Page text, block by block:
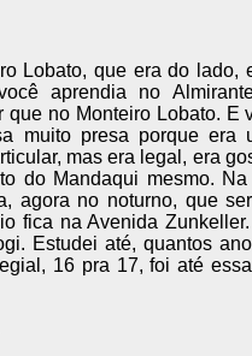
Lobato, que era do lado,
aprendia no
que no Monteiro Lobato. E
muito presa porque era
mas era legal, era
do Mandaqui mesmo.
agora no noturno, que
fica na Avenida
Estudei até, quantos
16 pra 17, foi até